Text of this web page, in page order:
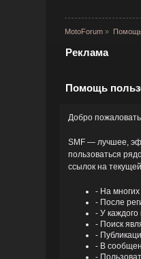
MotoForum»
Реклама
Помощь
Добро
SMF — лучшее,
пользоваться
ссылок на
- На
- После
- У
- Поиск
-
- В
-